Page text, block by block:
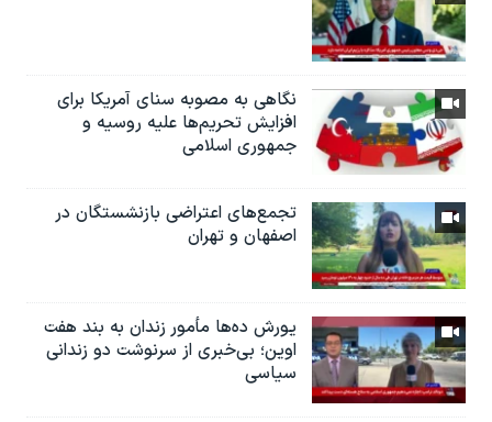
نگاهی به مصوبه سنای آمریکا برای
افزایش تحریم‌ها علیه روسیه و
جمهوری اسلامی
تجمع‌های اعتراضی بازنشستگان در
اصفهان و تهران
یورش ده‌ها مأمور زندان به بند هفت
اوین؛ بی‌خبری از سرنوشت دو زندانی
سیاسی